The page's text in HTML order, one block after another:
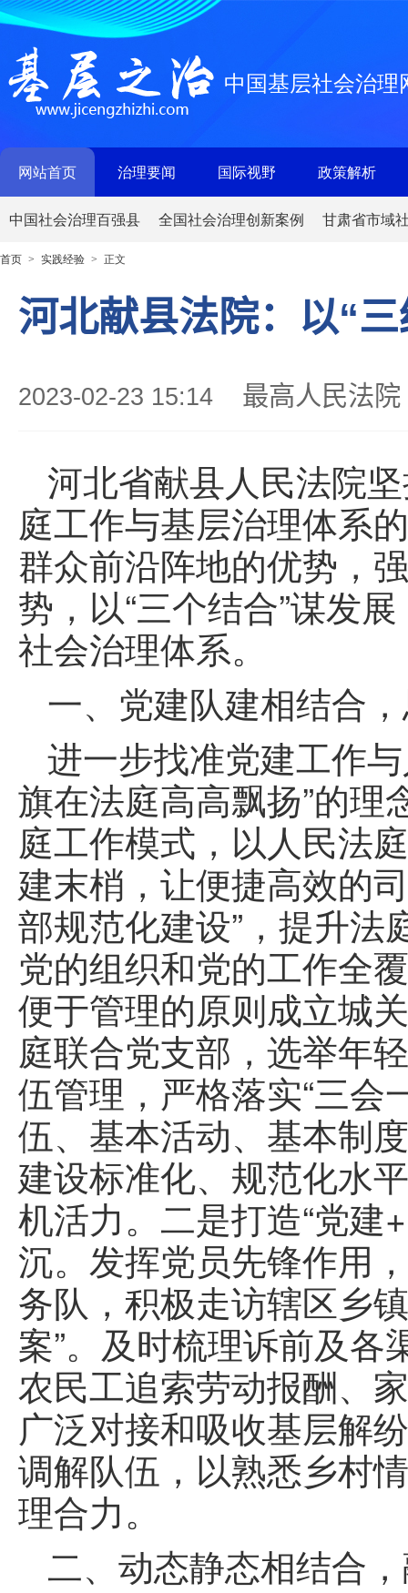
中国基层社会治理
网站首页 治理要闻 国际视野 政策解析
中国社会治理百强县 全国社会治理创新案例 甘肃省市域
首页 > 实践经验 > 正文
河北献县法院：以“
2023-02-23 15:14 最高人民法院
河北省献县人民法院
庭工作与基层治理体系
群众前沿阵地的优势，
势，以“三个结合”谋发
社会治理体系。
一、党建队建相结合
进一步找准党建工作
旗在法庭高高飘扬”的理
庭工作模式，以人民法
建末梢，让便捷高效的
部规范化建设”，提升法
党的组织和党的工作全
便于管理的原则成立城
庭联合党支部，选举年
伍管理，严格落实“三会
伍、基本活动、基本制
建设标准化、规范化水
机活力。二是打造“党建
沉。发挥党员先锋作用
务队，积极走访辖区乡
案”。及时梳理诉前及
农民工追索劳动报酬、
广泛对接和吸收基层解
调解队伍，以熟悉乡村
理合力。
二、动态静态相结合